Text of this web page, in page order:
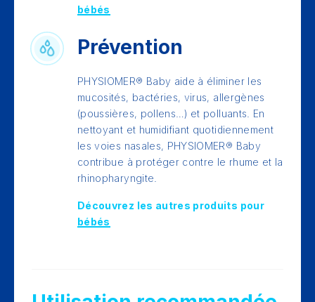
bébés
Prévention
PHYSIOMER® Baby aide à éliminer les
mucosités, bactéries, virus, allergènes
(poussières, pollens…) et polluants. En
nettoyant et humidifiant quotidiennement
les voies nasales, PHYSIOMER® Baby
contribue à protéger contre le rhume et la
rhinopharyngite.
Découvrez les autres produits pour
bébés